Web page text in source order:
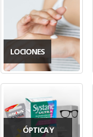
LOCIONES
ÓPTICA Y